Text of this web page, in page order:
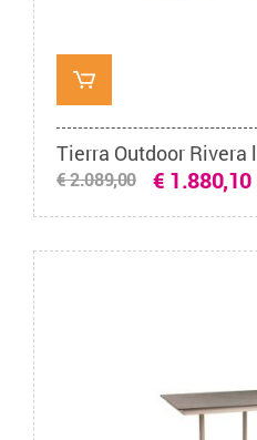
€ 1.880,10
€ 2.089,00